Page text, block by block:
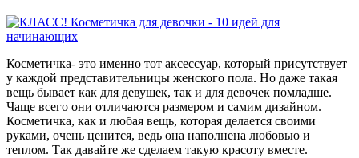
Косметичка- это именно тот аксессуар, который присутствует
у каждой представительницы женского пола. Но даже такая
вещь бывает как для девушек, так и для девочек помладше.
Чаще всего они отличаются размером и самим дизайном.
Косметичка, как и любая вещь, которая делается своими
руками, очень ценится, ведь она наполнена любовью и
теплом. Так давайте же сделаем такую красоту вместе.